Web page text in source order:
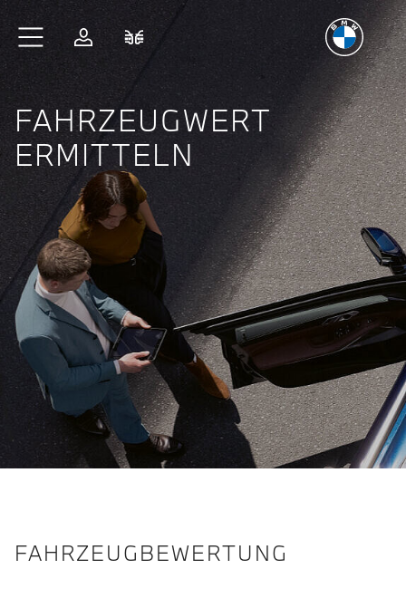
Zum Hauptinhalt springen
Anmelden
am Fahren
FAHRZEUGWERT
ERMITTELN
FAHRZEUGBEWERTUNG